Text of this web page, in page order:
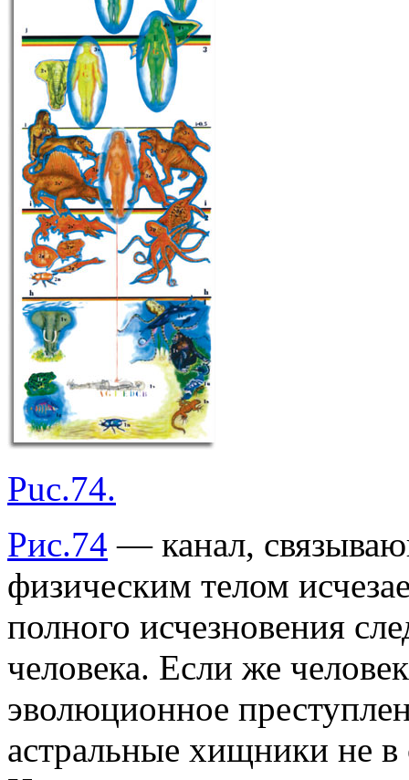
Puc.74.
Рис.74 — канал,
физическим телом
полного исчезновения
человека. Если же
эволюционное
астральные хищники не в